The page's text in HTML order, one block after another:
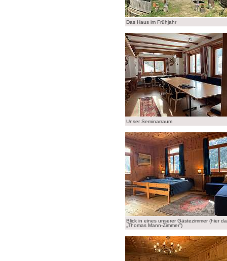
Das Haus im Frühjahr
Unser Seminarraum
Blick in eines unserer Gästezimmer (hier
„Thomas Mann-Zimmer”)